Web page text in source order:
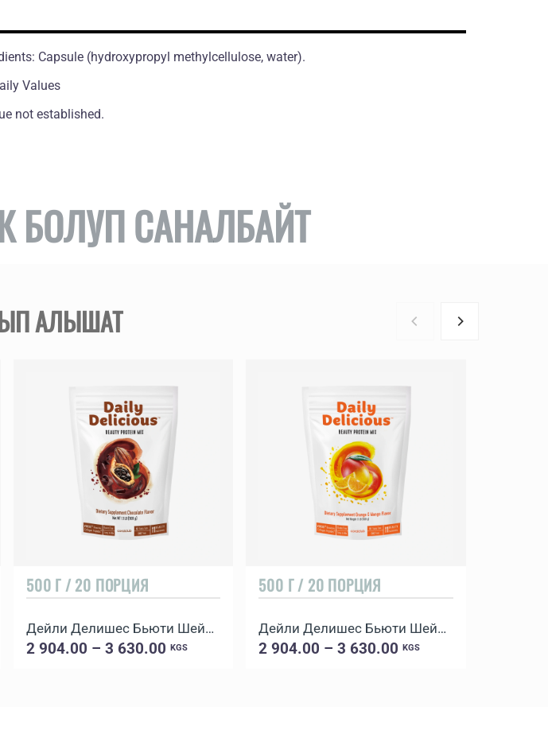
Capsule (hydroxypropyl methylcellulose, water).
Values
not established.
БОЛУП САНАЛБАЙТ
АЛЫШАТ
500 Г / 20 ПОРЦИЯ
Дейли Делишес Бьюти Шейк Шоколад
2 904.00 – 3 630.00 KGS
500 Г / 20 ПОРЦИЯ
Дейли Делишес Бьюти Шейк Апельсин-Манго
2 904.00 – 3 630.00KGS